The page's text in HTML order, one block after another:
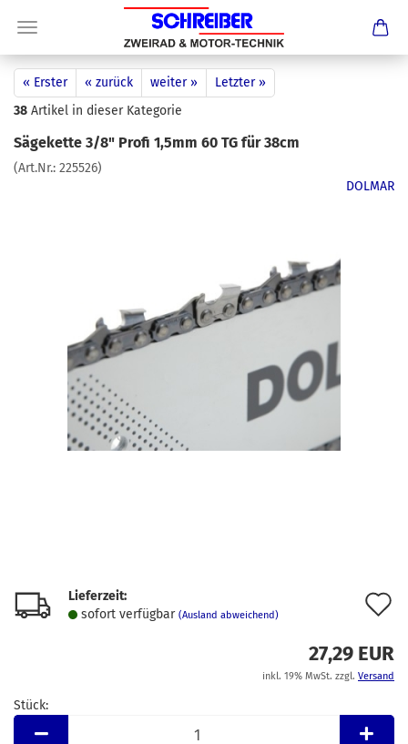
« Erster « zurück weiter »
Letzter »
38 Artikel in dieser Kategorie
Sägekette 3/8" Profi 1,5mm 60 TG für 38cm
(Art.Nr.: 225526)
DOLMAR
Lieferzeit:
sofort verfügbar (Ausland abweichend)
27,29 EUR
inkl. 19% MwSt. zzgl. Versand
Stück:
Stück